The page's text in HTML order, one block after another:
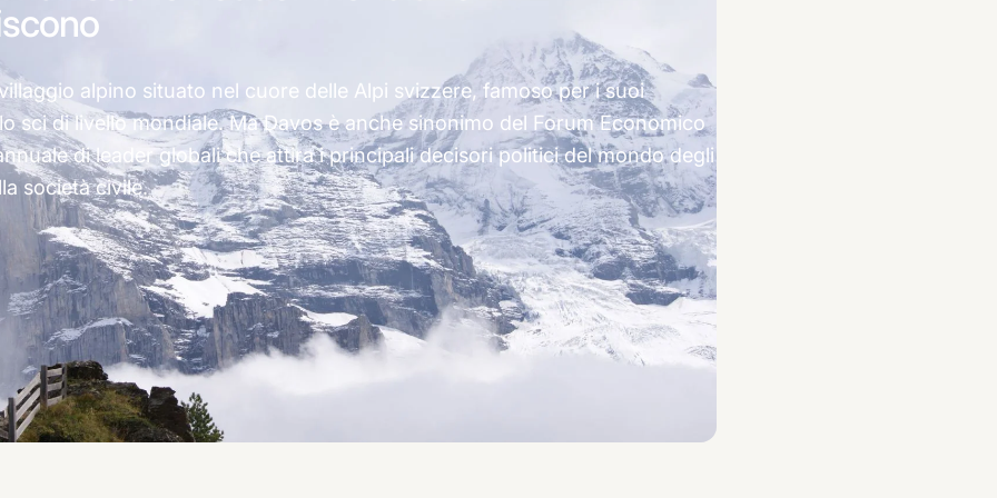
alpino situato nel cuore delle Alpi svizzere, famoso per i suoi
sci di livello mondiale. Ma Davos è anche sinonimo del Forum Economico
di leader globali che attira i principali decisori politici del mondo degli
società civile.